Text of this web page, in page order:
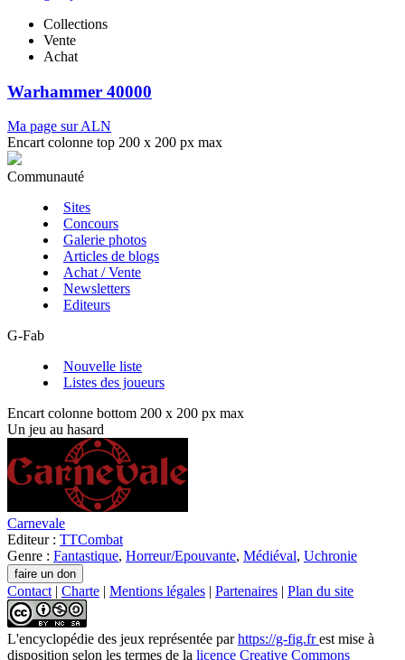
Collections
Vente
Achat
Warhammer 40000
Ma page sur ALN
Encart colonne top 200 x 200 px max
Communauté
Sites
Concours
Galerie photos
Articles de blogs
Achat / Vente
Newsletters
Editeurs
G-Fab
Nouvelle liste
Listes des joueurs
Encart colonne bottom 200 x 200 px max
Un jeu au hasard
Carnevale
Editeur : TTCombat
Genre : Fantastique, Horreur/Epouvante, Médiéval, Uchronie
Contact | Charte | Mentions légales | Partenaires | Plan du site
L'encyclopédie des jeux représentée parhttps://g-fig.frest mise à
disposition selon les termes de la licence Creative Commons